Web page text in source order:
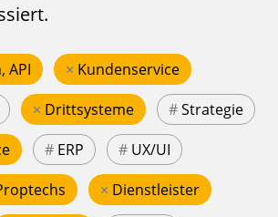
API × Kundenservice
× Drittsysteme #Strategie
# ERP # UX/UI
× Dienstleister